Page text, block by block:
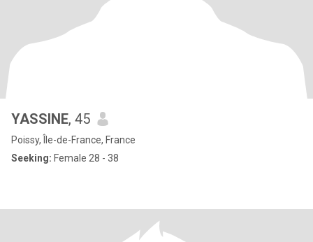
YASSINE, 45
Poissy, Île-de-France, France
Seeking: Female 28 - 38